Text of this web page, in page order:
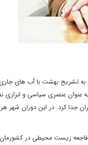
به تشریح بهشت با آب های
عنوان عنصری سیاسی و ابزاری
جدا کرد. در این دوران شهر
زیست محیطی در کشورمان